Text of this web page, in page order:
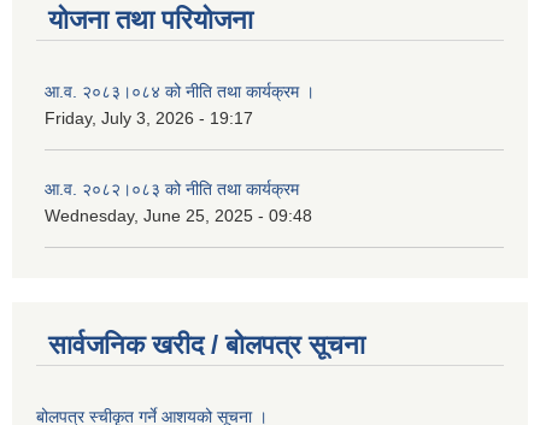
योजना तथा परियोजना
आ.व. २०८३।०८४ को नीति तथा कार्यक्रम ।
Friday, July 3, 2026 - 19:17
आ.व. २०८२।०८३ को नीति तथा कार्यक्रम
Wednesday, June 25, 2025 - 09:48
सार्वजनिक खरीद / बोलपत्र सूचना
बोलपत्र स्चीकृत गर्ने आशयको सूचना ।